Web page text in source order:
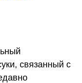
связанный с